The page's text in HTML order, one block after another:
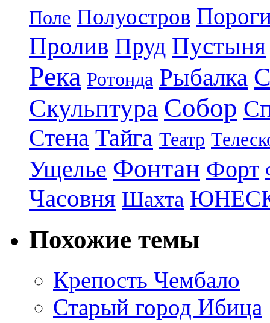
Поле Полуостров
Пролив Пруд Пустыня
Река Ротонда Рыбалка
Скульптура Собор
Стена Тайга Театр
Ущелье Фонтан Форт
Часовня Шахта
Похожие темы
Крепость Чембало
Старый город Ибица